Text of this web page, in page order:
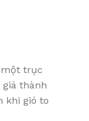
một trục
thành
khi gió to